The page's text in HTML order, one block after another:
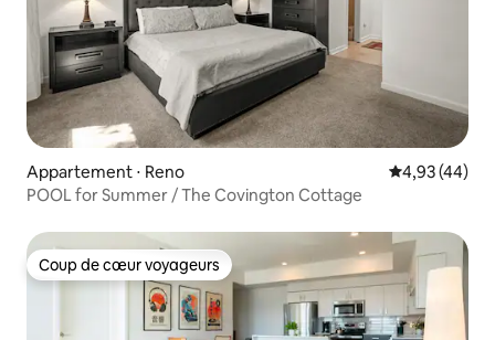
Appartement ⋅ Reno Évaluation
4,93 (44)
POOL for Summer / The Covington Cottage
Coup de cœur voyageurs
Coup de cœur voyageurs